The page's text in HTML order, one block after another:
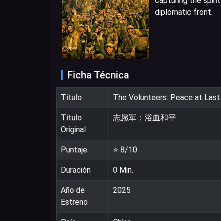
diplomatic front.
Ficha Técnica
Título The Volunteers: Peace at Last
Título
Original
志愿军：浴血和平
Puntaje ⭐ 8/10
Duración 0 Min.
Año de
Estreno
2025